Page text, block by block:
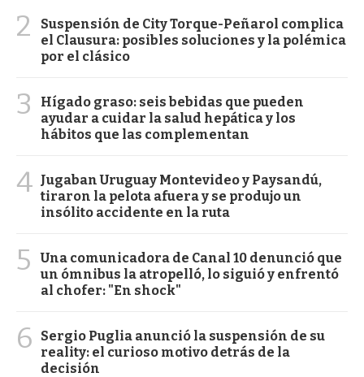
2
Suspensión de City Torque-Peñarol complica
el Clausura: posibles soluciones y la polémica
por el clásico
3
Hígado graso: seis bebidas que pueden
ayudar a cuidar la salud hepática y los
hábitos que las complementan
4 Jugaban Uruguay Montevideo y Paysandú,
tiraron la pelota afuera y se produjo un
insólito accidente en la ruta
5
Una comunicadora de Canal 10 denunció que
un ómnibus la atropelló, lo siguió y enfrentó
al chofer: "En shock"
6
Sergio Puglia anunció la suspensión de su
reality: el curioso motivo detrás de la
decisión